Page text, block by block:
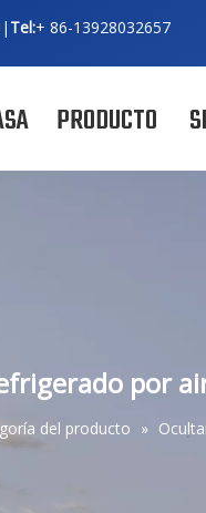
| Tel:+ 86-13928032657
PRODUCTO
por
del producto »